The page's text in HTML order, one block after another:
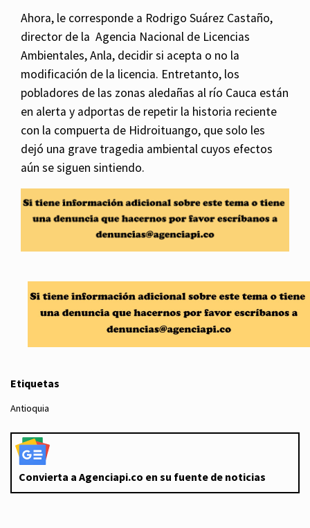
Ahora, le corresponde a Rodrigo Suárez Castaño,
director de la Agencia Nacional de Licencias
Ambientales, Anla, decidir si acepta o no la
modificación de la licencia. Entretanto, los
pobladores de las zonas aledañas al río Cauca están
en alerta y adportas de repetir la historia reciente
con la compuerta de Hidroituango, que solo les
dejó una grave tragedia ambiental cuyos efectos
aún se siguen sintiendo.
Etiquetas
Antioquia
Convierta a Agenciapi.co en su fuente de noticias